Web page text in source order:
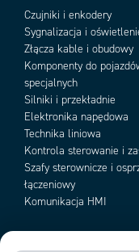
Czujniki i enkodery
Sygnalizacja i
Złącza kable i obudowy
Komponenty do
specjalnych
Silniki i przekładnie
Elektronika napędowa
Technika liniowa
Kontrola sterowanie i
Szafy sterownicze i
łączeniowy
Komunikacja HMI